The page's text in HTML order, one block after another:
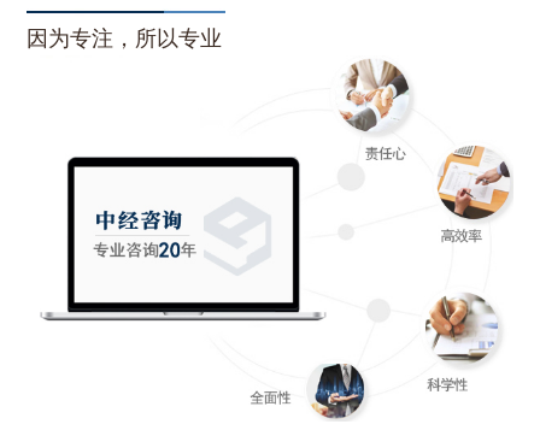
因为专注，所以专业